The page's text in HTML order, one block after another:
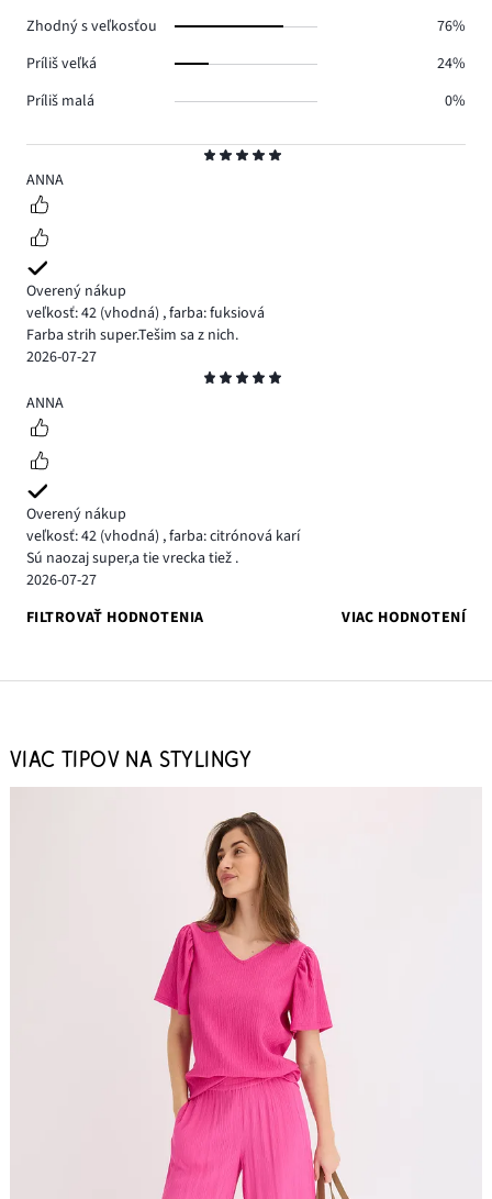
5
ANNA
Overený nákup
veľkosť: 42 (vhodná) ,farba: fuksiová
Farba strih super.Tešim sa z nich.
2026-07-27
5
ANNA
Overený nákup
veľkosť: 42 (vhodná) ,farba: citrónová karí
Sú naozaj super,a tie vrecka tiež .
2026-07-27
FILTROVAŤ HODNOTENIA
VIAC HODNOTENÍ
Zhodný s veľkosťou
76%
Príliš veľká
24%
Príliš malá
0%
VIAC TIPOV NA STYLINGY